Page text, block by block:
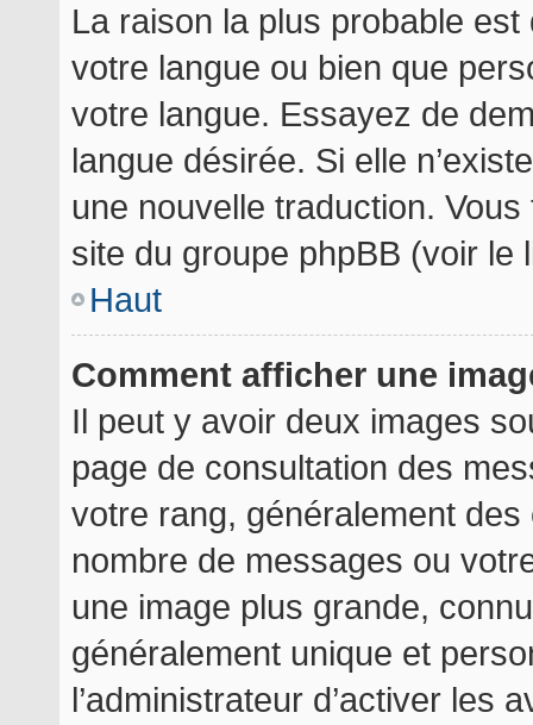
La raison la plus probable est
votre langue ou bien que
votre langue. Essayez de
langue désirée. Si elle
une nouvelle traduction.
site du groupe phpBB (voir le
Haut
Comment afficher une
Il peut y avoir deux images
page de consultation des
votre rang, généralement
nombre de messages ou
une image plus grande,
généralement unique et
l’administrateur d’activer les